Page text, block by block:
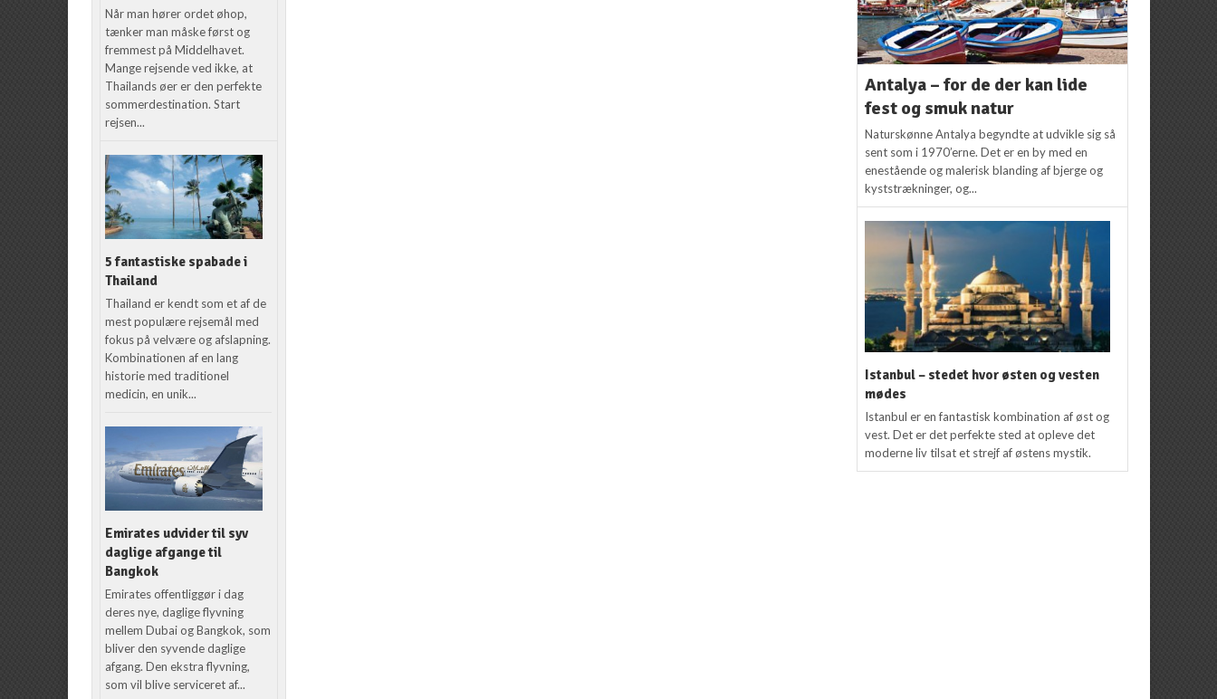
Når man hører ordet øhop,
tænker man måske først og
fremmest på Middelhavet.
Mange rejsende ved ikke, at
Thailands øer er den perfekte
sommerdestination. Start
rejsen...
5 fantastiske spabade i
Thailand
Thailand er kendt som et af de
mest populære rejsemål med
fokus på velvære og afslapning.
Kombinationen af en lang
historie med traditionel
medicin, en unik...
Emirates udvider til syv
daglige afgange til
Bangkok
Emirates offentliggør i dag
deres nye, daglige flyvning
mellem Dubai og Bangkok, som
bliver den syvende daglige
afgang. Den ekstra flyvning,
som vil blive serviceret af...
Antalya – for de der kan lide
fest og smuk natur
Naturskønne Antalya begyndte at udvikle sig så
sent som i 1970’erne. Det er en by med en
enestående og malerisk blanding af bjerge og
kyststrækninger, og...
Istanbul – stedet hvor østen og vesten
mødes
Istanbul er en fantastisk kombination af øst og
vest. Det er det perfekte sted at opleve det
moderne liv tilsat et strejf af østens mystik.